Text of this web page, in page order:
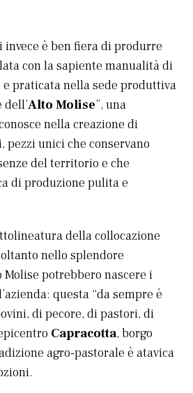
è ben fiera di produrre
con la sapiente manualità di
praticata nella sede produttiva
Alto Molise”, una
nella creazione di
unici che conservano
del territorio e che
di produzione pulita e
della collocazione
nello splendore
Molise potrebbero nascere i
questa “da sempre è
di pecore, di pastori, di
Capracotta, borgo
agro-pastorale è atavica